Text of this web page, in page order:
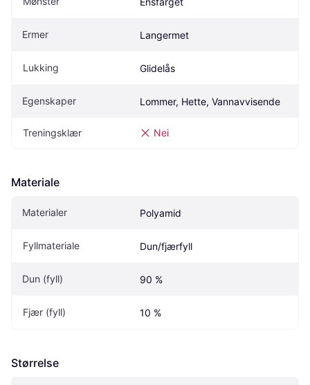
Ermer Langermet
Lukking Glidelås
Egenskaper Lommer, Hette, Vannavvisende
Treningsklær Nei
Materiale
Materialer Polyamid
Fyllmateriale Dun/fjærfyll
Dun (fyll) 90 %
Fjær (fyll) 10 %
Størrelse